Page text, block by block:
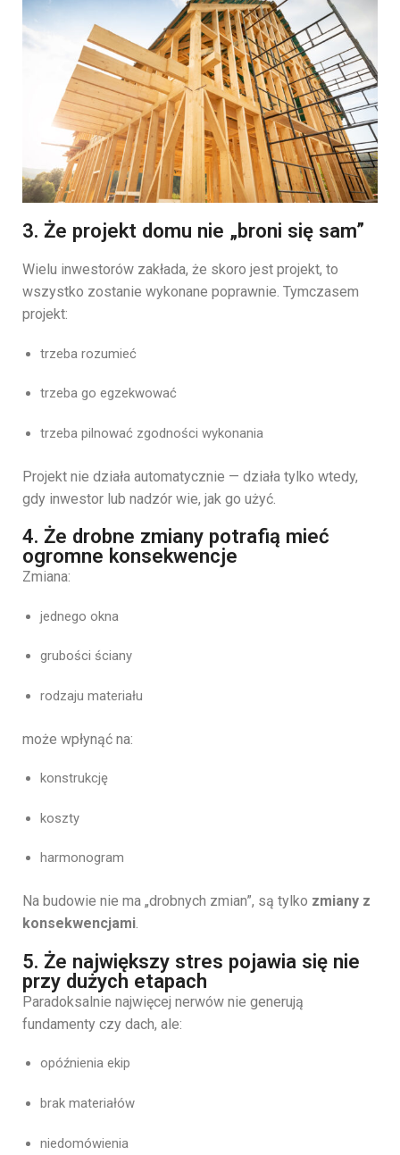
3. Że projekt domu nie „broni się sam”
Wielu inwestorów zakłada, że skoro jest projekt, to
wszystko zostanie wykonane poprawnie. Tymczasem
projekt:
trzeba rozumieć
trzeba go egzekwować
trzeba pilnować zgodności wykonania
Projekt nie działa automatycznie — działa tylko wtedy,
gdy inwestor lub nadzór wie, jak go użyć.
4. Że drobne zmiany potrafią mieć
ogromne konsekwencje
Zmiana:
jednego okna
grubości ściany
rodzaju materiału
może wpłynąć na:
konstrukcję
koszty
harmonogram
Na budowie nie ma „drobnych zmian”, są tylko zmiany z
konsekwencjami.
5. Że największy stres pojawia się nie
przy dużych etapach
Paradoksalnie najwięcej nerwów nie generują
fundamenty czy dach, ale:
opóźnienia ekip
brak materiałów
niedomówienia